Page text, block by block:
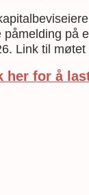
påmelding på
Link til
her for å